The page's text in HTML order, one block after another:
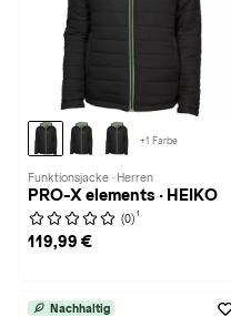
+1 Farbe
Funktionsjacke · Herren
PRO-X elements · HEIKO
(0) 1
119,99 €
Nachhaltig